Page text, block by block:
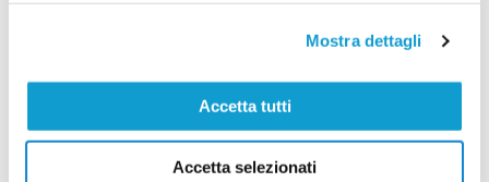
Mostra dettagli
Accetta tutti
Accetta selezionati